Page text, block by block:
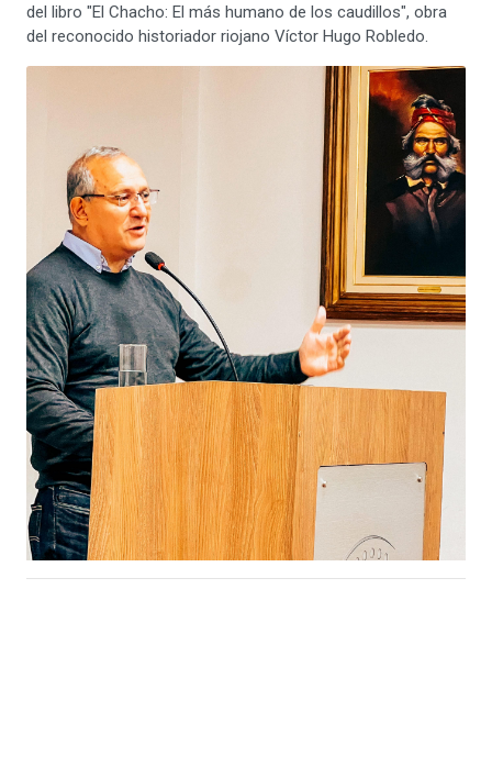
del libro "El Chacho: El más humano de los caudillos", obra
del reconocido historiador riojano Víctor Hugo Robledo.